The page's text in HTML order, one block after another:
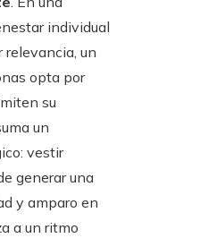
individual
relevancia, un
opta por
su
un
vestir
generar una
y amparo en
a un ritmo